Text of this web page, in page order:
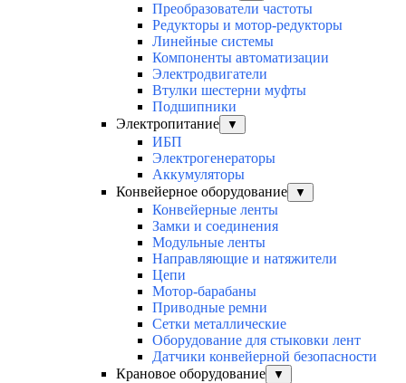
Преобразователи частоты
Редукторы и мотор-редукторы
Линейные системы
Компоненты автоматизации
Электродвигатели
Втулки шестерни муфты
Подшипники
Электропитание
▼
ИБП
Электрогенераторы
Аккумуляторы
Конвейерное оборудование
▼
Конвейерные ленты
Замки и соединения
Модульные ленты
Направляющие и натяжители
Цепи
Мотор-барабаны
Приводные ремни
Сетки металлические
Оборудование для стыковки лент
Датчики конвейерной безопасности
Крановое оборудование
▼